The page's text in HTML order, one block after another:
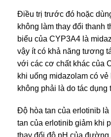
Điều trị trước đó hoặc
không làm thay đổi thanh
biểu của CYP3A4 là
vậy ít có khả năng tương
với các cơ chất khác của
khi uống midazolam có
không phải là do tác dụng
Độ hòa tan của erlotinib
tan của erlotinib giảm khi